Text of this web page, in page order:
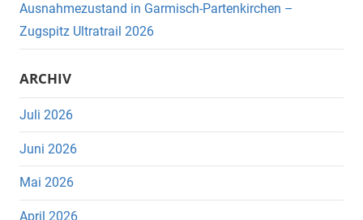
Ausnahmezustand in Garmisch-Partenkirchen –
Zugspitz Ultratrail 2026
ARCHIV
Juli 2026
Juni 2026
Mai 2026
April 2026